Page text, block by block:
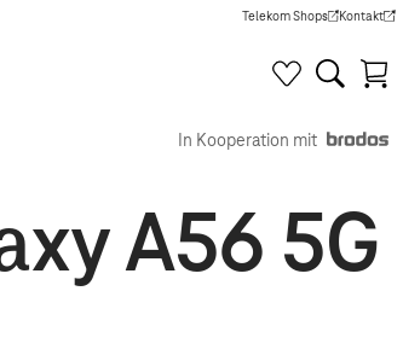
Telekom Shops
(Wird in einem neuen Tab
Kontakt
(Wird in
In Kooperation mit
A56 5G